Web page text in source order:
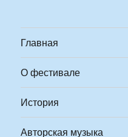
Главная
О фестивале
История
Авторская музыка